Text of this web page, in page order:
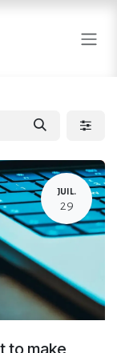
JUIL.
29
to make